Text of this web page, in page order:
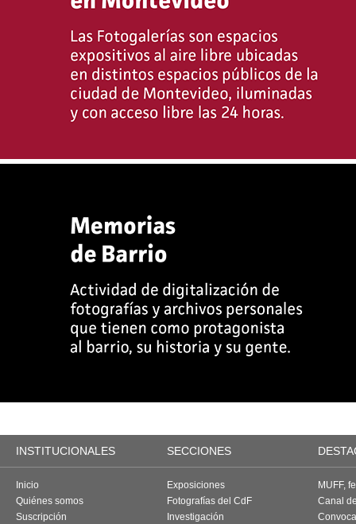
INSTITUCIONALES SECCIONES
Inicio
Quiénes somos
Suscripción
Exposiciones
Fotografías del CdF
Investigación
MUFF,
Canal